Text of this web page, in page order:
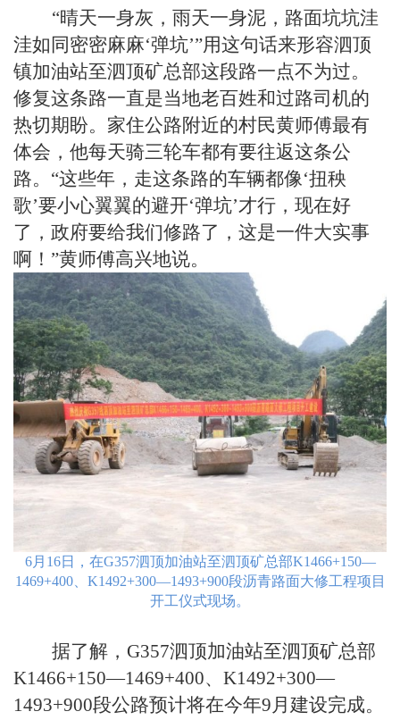
“晴天一身灰，雨天一身泥，路面坑坑洼
洼如同密密麻麻‘弹坑’”用这句话来形容泗顶
镇加油站至泗顶矿总部这段路一点不为过。
修复这条路一直是当地老百姓和过路司机的
热切期盼。家住公路附近的村民黄师傅最有
体会，他每天骑三轮车都有要往返这条公
路。“这些年，走这条路的车辆都像‘扭秧
歌’要小心翼翼的避开‘弹坑’才行，现在好
了，政府要给我们修路了，这是一件大实事
啊！”黄师傅高兴地说。
6月16日，在G357泗顶加油站至泗顶矿总部K1466+150—
1469+400、K1492+300—1493+900段沥青路面大修工程项目
开工仪式现场。
据了解，G357泗顶加油站至泗顶矿总部
K1466+150—1469+400、K1492+300—
1493+900段公路预计将在今年9月建设完成。